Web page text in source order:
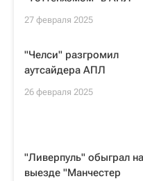
27 февраля 2025
"Челси" разгромил
аутсайдера АПЛ
26 февраля 2025
"Ливерпуль" обыграл на
выезде "Манчестер